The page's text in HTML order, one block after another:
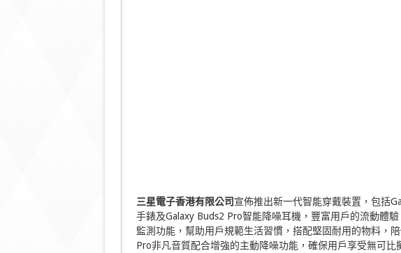
三星電子香港有限公司宣佈推出新一代智能穿戴裝置，包括
手錶及Galaxy Buds2 Pro智能降噪耳機，豐富用戶的流動體
監測功能，幫助用戶規範生活習慣，搭配堅固耐用的物料，
Pro非凡音質配合增強的主動降噪功能，確保用戶享受無可